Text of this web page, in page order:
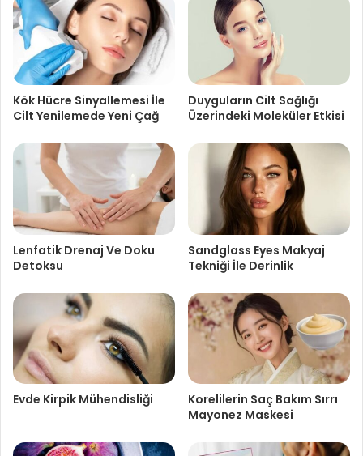
Kök Hücre Sinyallemesi İle
Cilt Yenilemede Yeni Çağ
Duyguların Cilt Sağlığı
Üzerindeki Moleküler Etkisi
Lenfatik Drenaj Ve Doku
Detoksu
Sandglass Eyes Makyaj
Tekniği İle Derinlik
Evde Kirpik Mühendisliği
Korelilerin Saç Bakım Sırrı
Mayonez Maskesi